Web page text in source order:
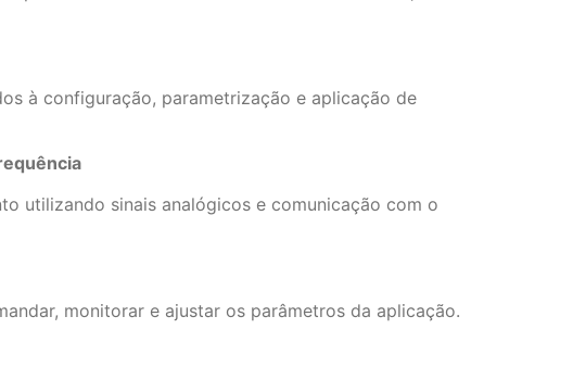
à configuração, parametrização e aplicação de
utilizando sinais analógicos e comunicação com o
monitorar e ajustar os parâmetros da aplicação.